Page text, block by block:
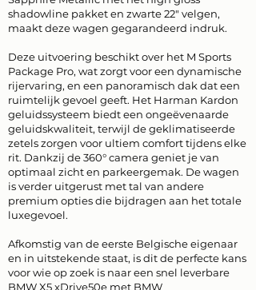
shadowline pakket en zwarte 22" velgen,
maakt deze wagen gegarandeerd indruk.
Deze uitvoering beschikt over het M Sports
Package Pro, wat zorgt voor een dynamische
rijervaring, en een panoramisch dak dat een
ruimtelijk gevoel geeft. Het Harman Kardon
geluidssysteem biedt een ongeëvenaarde
geluidskwaliteit, terwijl de geklimatiseerde
zetels zorgen voor ultiem comfort tijdens elke
rit. Dankzij de 360° camera geniet je van
optimaal zicht en parkeergemak. De wagen
is verder uitgerust met tal van andere
premium opties die bijdragen aan het totale
luxegevoel.
Afkomstig van de eerste Belgische eigenaar
en in uitstekende staat, is dit de perfecte kans
voor wie op zoek is naar een snel leverbare
BMW X5 xDrive50e met BMW